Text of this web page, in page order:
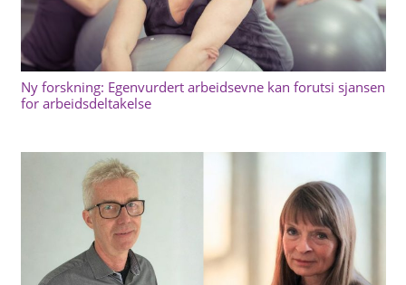
Ny forskning: Egenvurdert arbeidsevne kan forutsi sjansen
for arbeidsdeltakelse